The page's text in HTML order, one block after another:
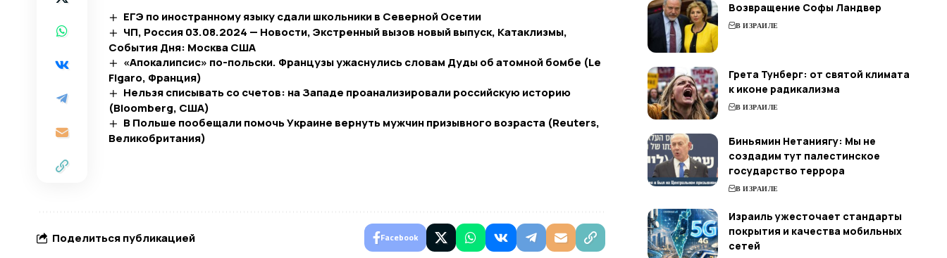
ЕГЭ по иностранному языку сдали школьники в Северной Осетии
ЧП, Россия 03.08.2024 — Новости, Экстренный вызов новый выпуск, Катаклизмы,
События Дня: Москва США
«Апокалипсис» по-польски. Французы ужаснулись словам Дуды об атомной бомбе (Le
Figaro, Франция)
Нельзя списывать со счетов: на Западе проанализировали российскую историю
(Bloomberg, США)
В Польше пообещали помочь Украине вернуть мужчин призывного возраста (Reuters,
Великобритания)
Поделиться публикацией Facebook
Возвращение Софы Ландвер
В ИЗРАИЛЕ
Грета Тунберг: от святой климата
к иконе радикализма
В ИЗРАИЛЕ
Биньямин Нетаниягу: Мы не
создадим тут палестинское
государство террора
В ИЗРАИЛЕ
Израиль ужесточает стандарты
покрытия и качества мобильных
сетей